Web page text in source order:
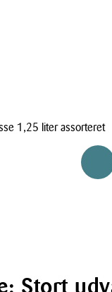
1,25 liter assorteret
Stort